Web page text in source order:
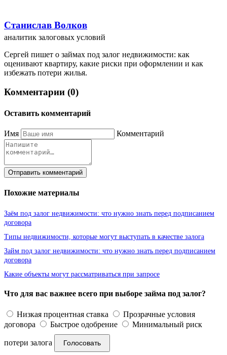
Станислав Волков
аналитик залоговых условий
Сергей пишет о займах под залог недвижимости: как
оценивают квартиру, какие риски при оформлении и как
избежать потери жилья.
Комментарии (0)
Оставить комментарий
Имя Комментарий
Отправить комментарий
Похожие материалы
Заём под залог недвижимости: что нужно знать перед подписанием
договора
Типы недвижимости, которые могут выступать в качестве залога
Займ под залог недвижимости: что нужно знать перед подписанием
договора
Какие объекты могут рассматриваться при запросе
Что для вас важнее всего при выборе займа под залог?
Низкая процентная ставка
Прозрачные условия
договора
Быстрое одобрение Минимальный риск
потери залога Голосовать